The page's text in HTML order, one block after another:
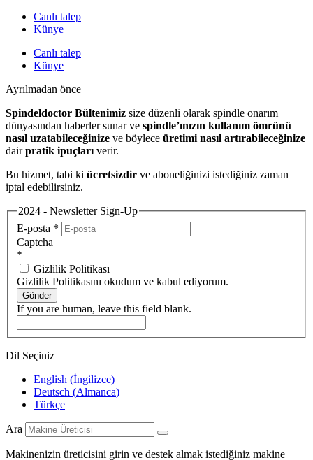
Canlı talep
Künye
Canlı talep
Künye
Ayrılmadan önce
Spindeldoctor Bültenimiz size düzenli olarak spindle onarım
dünyasından haberler sunar ve spindle’ınızın kullanım ömrünü
nasıl uzatabileceğinize ve böylece üretimi nasıl artırabileceğinize
dairpratik ipuçları verir.
Bu hizmet, tabi ki ücretsizdir ve aboneliğinizi istediğiniz zaman
iptal edebilirsiniz.
2024 - Newsletter Sign-Up
E-posta *
Captcha
*
Gizlilik Politikası
Gizlilik Politikasını okudum ve kabul ediyorum.
Gönder
If you are human, leave this field blank.
Dil Seçiniz
English (İngilizce)
Deutsch (Almanca)
Türkçe
Ara
Makinenizin üreticisini girin ve destek almak istediğiniz makine